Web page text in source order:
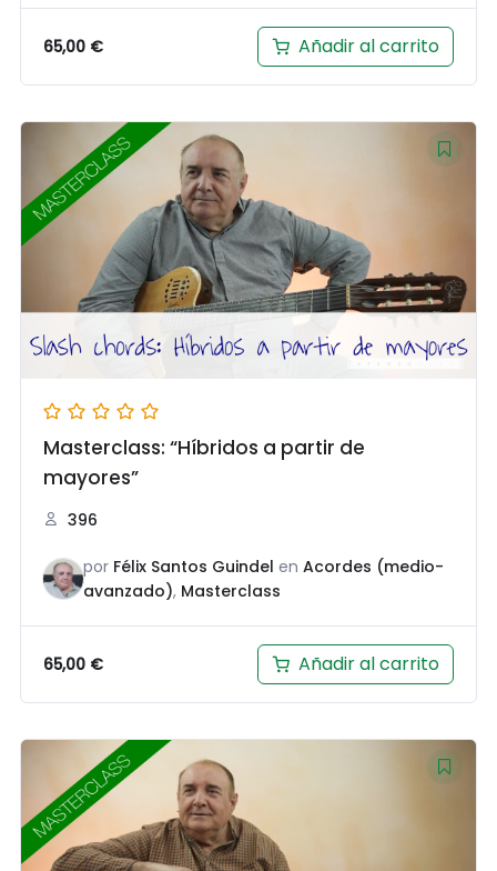
65,00 € Añadir al carrito
Masterclass: “Híbridos a partir de
mayores”
396
por Félix Santos Guindel en Acordes (medio-
avanzado), Masterclass
65,00 € Añadir al carrito